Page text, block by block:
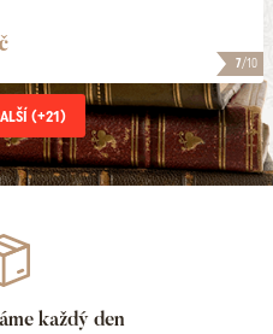
7/10
(+21)
každý den